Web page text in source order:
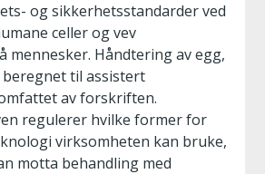
og sikkerhetsstandarder ved
celler og vev
mennesker. Håndtering av egg,
til assistert
av forskriften.
regulerer hvilke former for
virksomheten kan bruke,
motta behandling med